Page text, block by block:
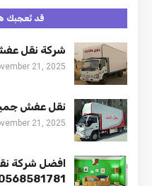
قد تُعجبك
شركة نقل عفش
21, 2025
نقل عفش جميع
21, 2025
افضل شركة